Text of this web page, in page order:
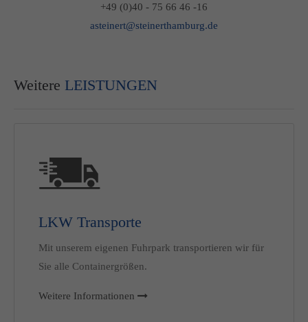
+49 (0)40 - 75 66 46 -16
asteinert@steinerthamburg.de
Weitere LEISTUNGEN
LKW Transporte
Mit unserem eigenen Fuhrpark transportieren wir für
Sie alle Containergrößen.
Weitere Informationen